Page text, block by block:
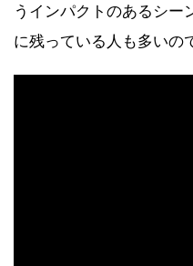
うインパクトのあるシー
に残っている人も多いの